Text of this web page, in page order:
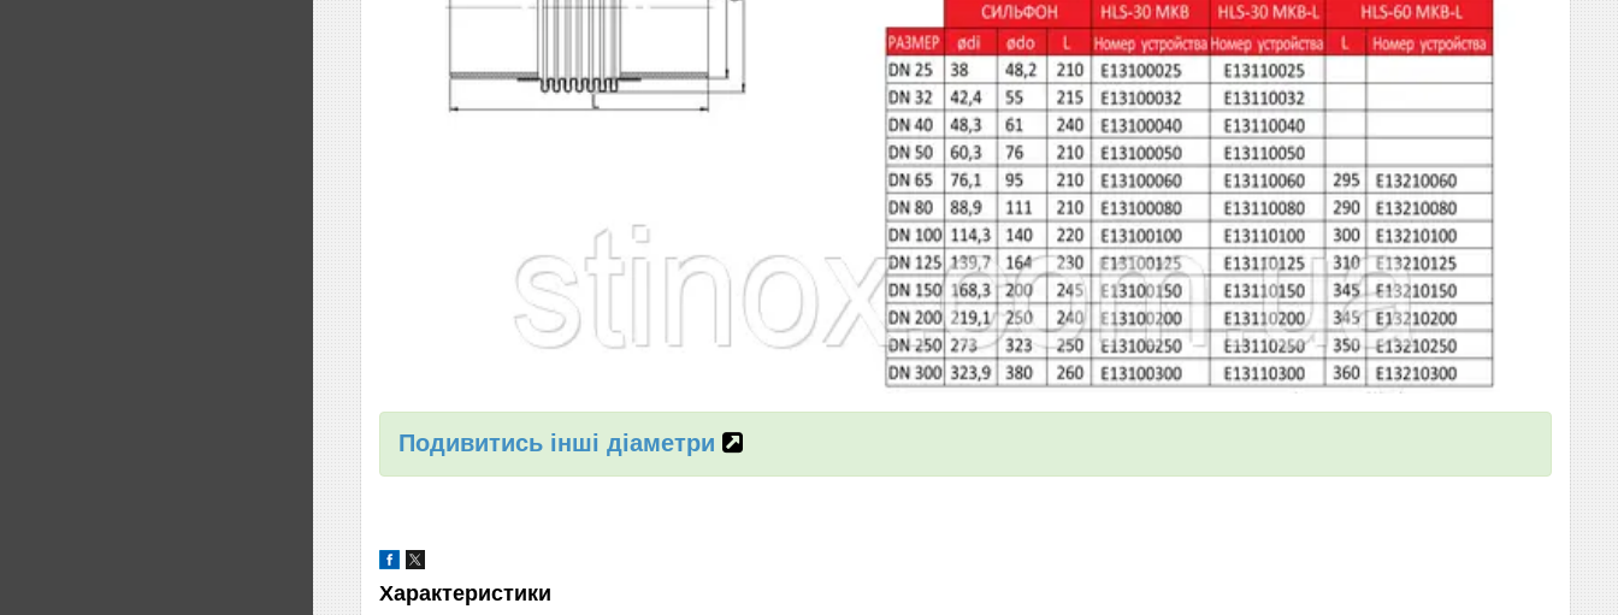
Подивитись інші діаметри
Характеристики